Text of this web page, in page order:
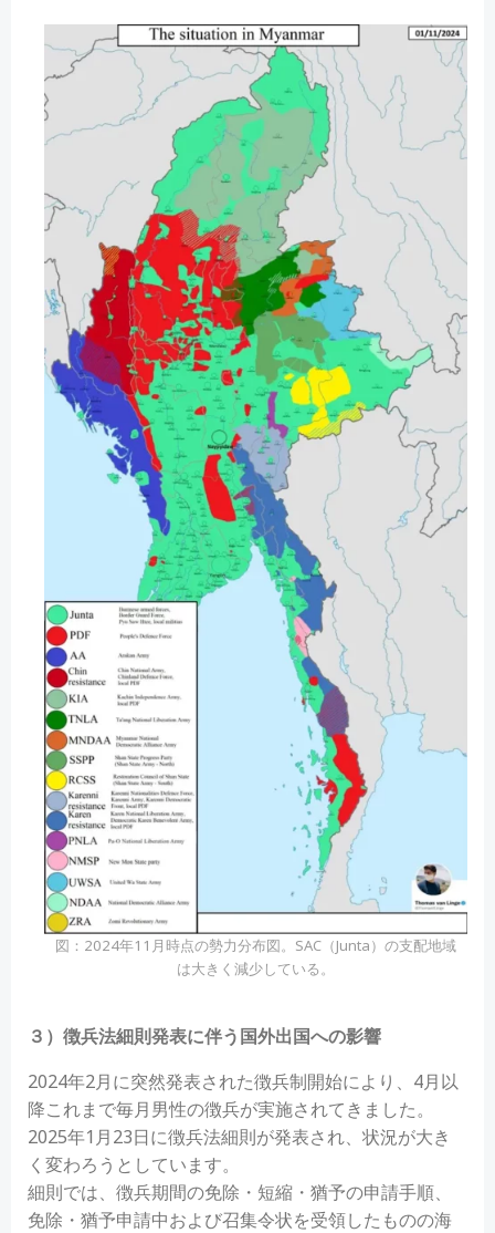
図：2024年11月時点の勢力分布図。SAC（Junta）の支配地域
は大きく減少している。
３）徴兵法細則発表に伴う国外出国への影響
2024年2月に突然発表された徴兵制開始により、4月以
降これまで毎月男性の徴兵が実施されてきました。
2025年1月23日に徴兵法細則が発表され、状況が大き
く変わろうとしています。
細則では、徴兵期間の免除・短縮・猶予の申請手順、
免除・猶予申請中および召集令状を受領したものの海